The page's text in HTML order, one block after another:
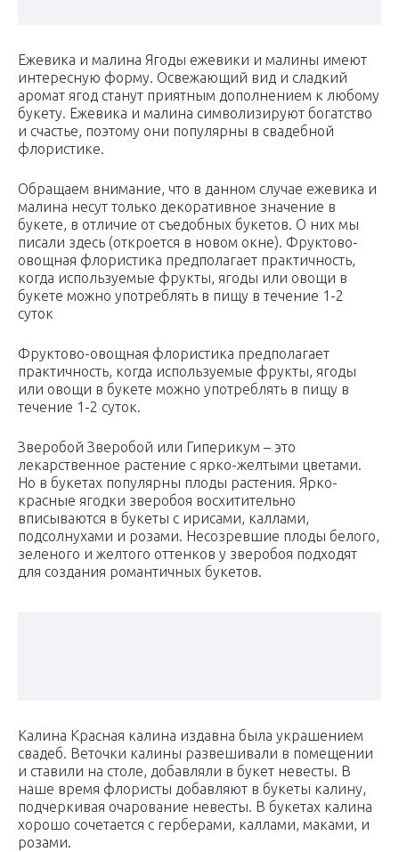
Ежевика и малина Ягоды ежевики и малины имеют
интересную форму. Освежающий вид и сладкий
аромат ягод станут приятным дополнением к любому
букету. Ежевика и малина символизируют богатство
и счастье, поэтому они популярны в свадебной
флористике.
Обращаем внимание, что в данном случае ежевика и
малина несут только декоративное значение в
букете, в отличие от съедобных букетов. О них мы
писали здесь (откроется в новом окне). Фруктово-
овощная флористика предполагает практичность,
когда используемые фрукты, ягоды или овощи в
букете можно употреблять в пищу в течение 1-2
суток
Фруктово-овощная флористика предполагает
практичность, когда используемые фрукты, ягоды
или овощи в букете можно употреблять в пищу в
течение 1-2 суток.
Зверобой Зверобой или Гиперикум – это
лекарственное растение с ярко-желтыми цветами.
Но в букетах популярны плоды растения. Ярко-
красные ягодки зверобоя восхитительно
вписываются в букеты с ирисами, каллами,
подсолнухами и розами. Несозревшие плоды белого,
зеленого и желтого оттенков у зверобоя подходят
для создания романтичных букетов.
Калина Красная калина издавна была украшением
свадеб. Веточки калины развешивали в помещении
и ставили на столе, добавляли в букет невесты. В
наше время флористы добавляют в букеты калину,
подчеркивая очарование невесты. В букетах калина
хорошо сочетается с герберами, каллами, маками, и
розами.